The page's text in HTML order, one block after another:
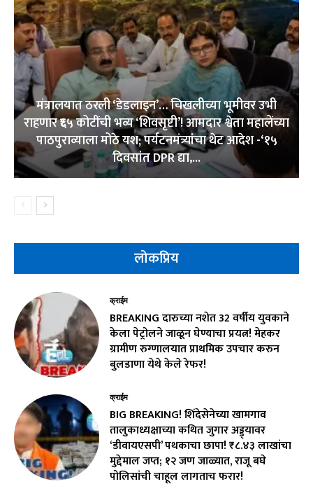
मंत्रालयात ठरली ‘डेडलाइन’… चिखलीच्या भूमीवर उभी
राहणार ₹६५ कोटींची भव्य ‘शिवसृष्टी’! आमदार श्वेता महालेंच्या
पाठपुराव्याला मोठे यश; पर्यटनमंत्र्यांचा थेट आदेश -‘१५
दिवसांत DPR द्या,...
लोकप्रिय
क्राईम
BREAKING दारुच्या नशेत 32 वर्षीय युवकाने
केला पेट्रोलने जाळून घेण्याचा प्रयत्न! मेहकर
ग्रामीण रुग्णालयात प्राथमिक उपचार करुन
बुलडाणा येथे केले रेफर!
क्राईम
BIG BREAKING! शिंदेसेनेच्या खामगाव
तालुकाध्यक्षाच्या कथित जुगार अड्ड्यावर
‘डीवायएसपी’ पथकाचा छापा! ₹८.४३ लाखांचा
मुद्देमाल जप्त; १२ जण जाळ्यात, राजू बघे
पोलिसांची चाहूल लागताच फरार!